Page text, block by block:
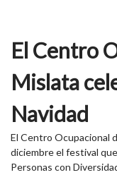
El Centro
Mislata
Navidad
El Centro Ocupacional
diciembre el festival
Personas con